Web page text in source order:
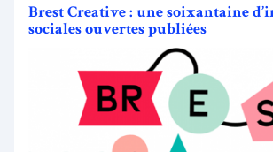
Brest Creative : une soixantaine
sociales ouvertes publiées